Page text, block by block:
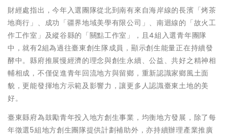
財經處指出，今年入選團隊從北到南有來自海岸線的長濱「烤茶
地商行」、成功「疆界地域美學有限公司」、南迴線的「故火工
作工作室」及縱谷縣的「關點工作室」，且4組入選青年團隊
中，就有2組為過往臺東創生隊成員，顯示創生能量正在持續發
酵中。縣府推展慢經濟的理念與創生永續、公益、共好之精神相
輔相成，不僅促進青年回流地方與留鄉，重新認識家鄉風土面
貌，更能發揮地方示範及影響力，讓更多人認識臺東土地的美
好。
臺東縣府為鼓勵青年投入地方創生事業，均衡地方發展，除了每
年徵選5組地方創生團隊提供計劃補助外，亦持續辦理產業推廣